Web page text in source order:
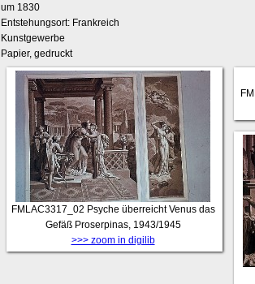
um 1830
Entstehungsort: Frankreich
Kunstgewerbe
Papier, gedruckt
FMLAC3317_02 Psyche überreicht Venus das
Gefäß Proserpinas, 1943/1945
>>> zoom in digilib